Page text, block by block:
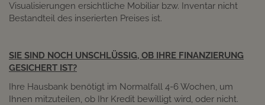
Visualisierungen ersichtliche Mobiliar bzw. Inventar nicht
Bestandteil des inserierten Preises ist.
SIE SIND NOCH UNSCHLÜSSIG, OB IHRE FINANZIERUNG
GESICHERT IST?
Ihre Hausbank benötigt im Normalfall 4-6 Wochen, um
Ihnen mitzuteilen, ob Ihr Kredit bewilligt wird, oder nicht.